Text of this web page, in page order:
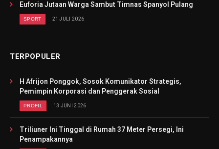
Euforia Jutaan Warga Sambut Timnas Spanyol Pulang
SPORT 21 JULI 2026
TERPOPULER
H Afrijon Ponggok, Sosok Komunikator Strategis,
Pemimpin Korporasi dan Penggerak Sosial
PROFIL 13 JUNI 2026
Triliuner Ini Tinggal di Rumah 37 Meter Persegi, Ini
Penampakannya